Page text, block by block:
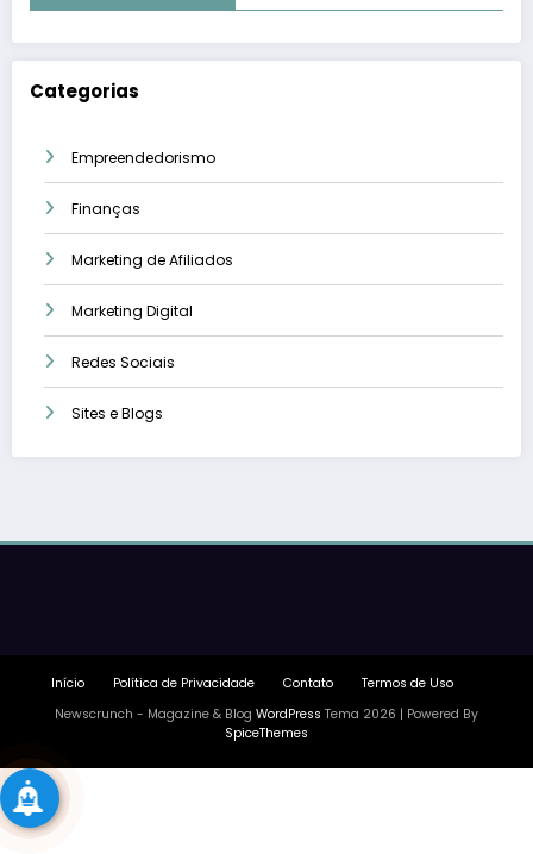
Categorias
Empreendedorismo
Finanças
Marketing de Afiliados
Marketing Digital
Redes Sociais
Sites e Blogs
Início Política de Privacidade Contato
Termos de Uso
Newscrunch - Magazine & Blog WordPress Tema 2026 | Powered By
SpiceThemes